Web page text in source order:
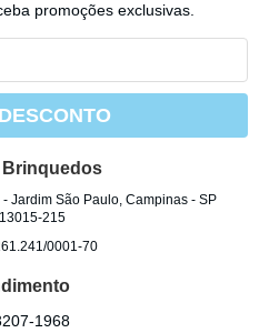
promoções exclusivas.
Brinquedos
- Jardim São Paulo, Campinas- SP
215
0001-70
1968